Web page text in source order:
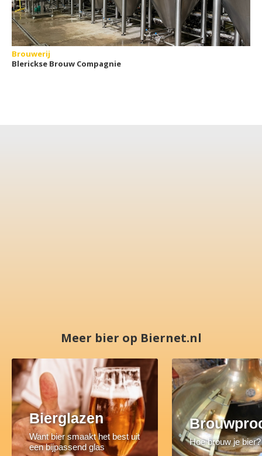
Brouwerij
Blerickse Brouw Compagnie
Meer bier op Biernet.nl
Bierglazen
Want bier smaakt het best uit
een bijpassend glas
Hoe brouw je bier?